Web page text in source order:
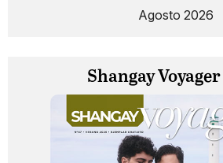
Agosto 2026
Shangay Voyager